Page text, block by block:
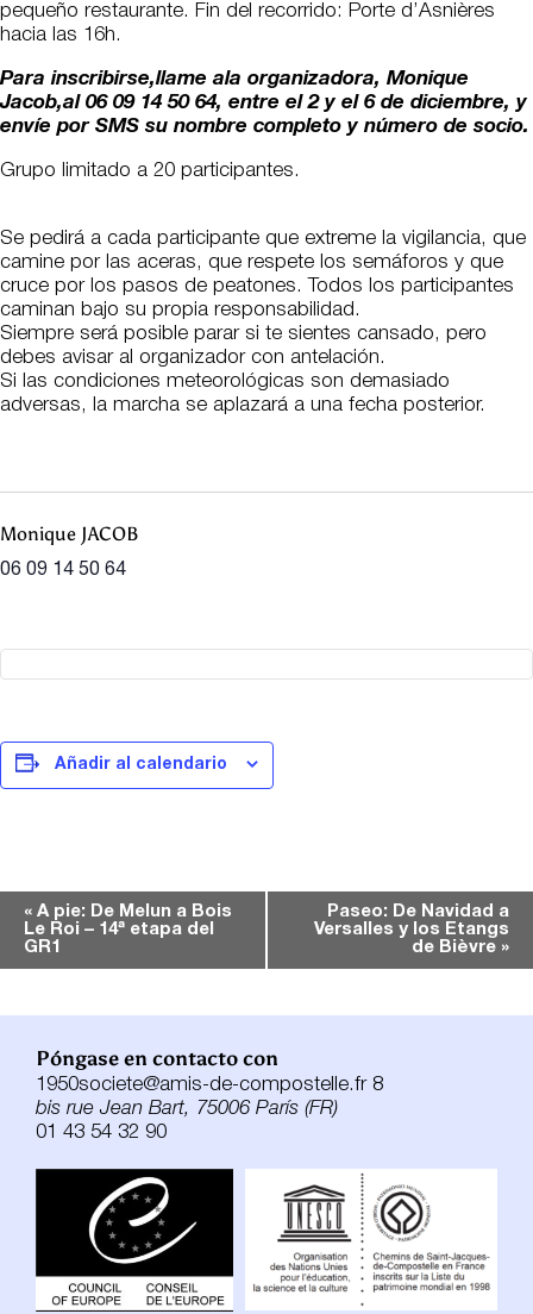
pequeño restaurante. Fin del recorrido: Porte d’Asnières
hacia las 16h.
Para inscribirse,llame ala organizadora, Monique
Jacob,al 06 09 14 50 64, entre el 2 y el 6 de diciembre, y
envíe por SMS su nombre completo y número de socio.
Grupo limitado a 20 participantes.
Se pedirá a cada participante que extreme la vigilancia, que
camine por las aceras, que respete los semáforos y que
cruce por los pasos de peatones. Todos los participantes
caminan bajo su propia responsabilidad.
Siempre será posible parar si te sientes cansado, pero
debes avisar al organizador con antelación.
Si las condiciones meteorológicas son demasiado
adversas, la marcha se aplazará a una fecha posterior.
Monique JACOB
06 09 14 50 64
Añadir al calendario
Navegación
del
Evento
« A pie: De Melun a Bois
Le Roi – 14ª etapa del
GR1
Paseo: De Navidad a
Versalles y los Etangs
de Bièvre »
Póngase en contacto con
1950societe@amis-de-compostelle.fr 8
bis rue Jean Bart, 75006 París (FR)
01 43 54 32 90